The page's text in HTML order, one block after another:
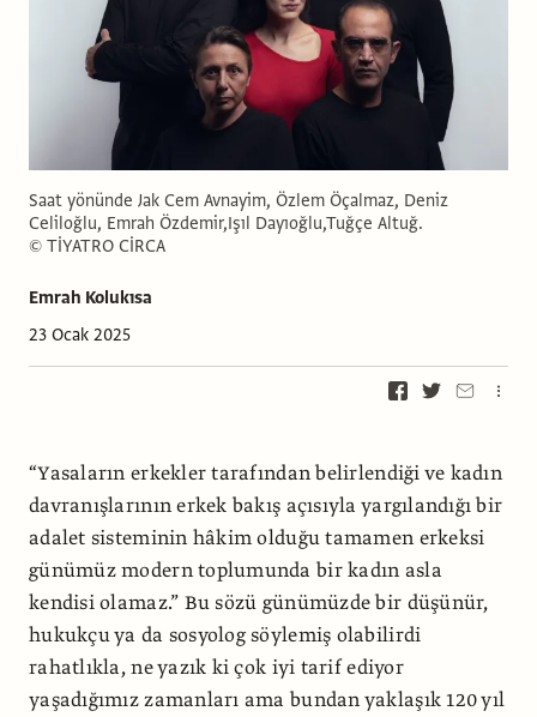
Emrah Kolukısa
23 Ocak 2025
Saat yönünde Jak Cem Avnayim, Özlem Öçalmaz, Deniz
Celiloğlu, Emrah Özdemir,Işıl Dayıoğlu,Tuğçe Altuğ.
© TİYATRO CİRCA
“Yasaların erkekler tarafından belirlendiği ve kadın
davranışlarının erkek bakış açısıyla yargılandığı bir
adalet sisteminin hâkim olduğu tamamen erkeksi
günümüz modern toplumunda bir kadın asla
kendisi olamaz.” Bu sözü günümüzde bir düşünür,
hukukçu ya da sosyolog söylemiş olabilirdi
rahatlıkla, ne yazık ki çok iyi tarif ediyor
yaşadığımız zamanları ama bundan yaklaşık 120 yıl